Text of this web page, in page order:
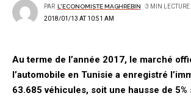
2018/01/13 AT 10:51 AM
PAR L'ECONOMISTE MAGHRÉBIN 3 MIN LECTURE
Au terme de l’année 2017, le marché
l’automobile en Tunisie a enregistré
63.685 véhicules, soit une hausse de 5%